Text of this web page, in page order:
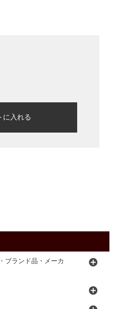
に入れる
ブランド品・メーカ